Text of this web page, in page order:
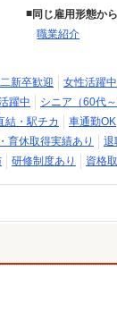
同じ雇用形態か
職業紹介
新卒歓迎 女性活躍中
躍中 シニア（60代
結・駅チカ 車通勤OK
育休取得実績あり
退
研修制度あり 資格